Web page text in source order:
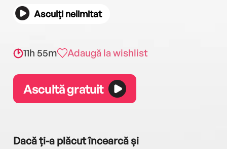
Asculți nelimitat
11h 55m Adaugă la wishlist
Ascultă gratuit
Dacă ți-a plăcut încearcă și